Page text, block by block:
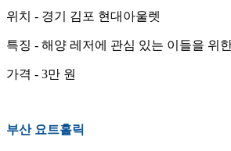
위치 - 경기 김포 현대아울렛
특징 - 해양 레저에 관심 있는 이들을 위
가격 - 3만 원
부산 요트홀릭